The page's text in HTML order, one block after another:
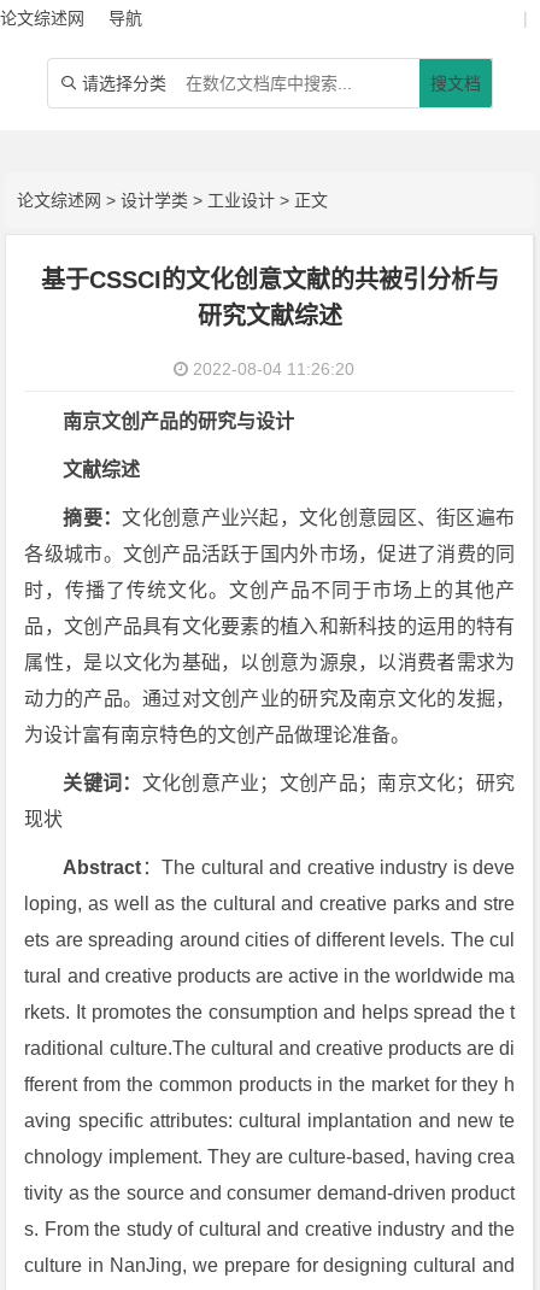
论文综述网 导航 |
 请选择分类 搜文档
论文综述网 >设计学类 > 工业设计 > 正文
基于CSSCI的文化创意文献的共被引分析与
研究文献综述
2022-08-04 11:26:20
南京文创产品的研究与设计
文献综述
摘要：文化创意产业兴起，文化创意园区、街区遍布
各级城市。文创产品活跃于国内外市场，促进了消费的同
时，传播了传统文化。文创产品不同于市场上的其他产
品，文创产品具有文化要素的植入和新科技的运用的特有
属性，是以文化为基础，以创意为源泉，以消费者需求为
动力的产品。通过对文创产业的研究及南京文化的发掘，
为设计富有南京特色的文创产品做理论准备。
关键词： 文化创意产业；文创产品；南京文化；研究
现状
Abstract ：The cultural and creative industry is deve
loping, as well as the cultural and creative parks and stre
ets are spreading around cities of different levels. The cul
tural and creative products are active in the worldwide ma
rkets. It promotes the consumption and helps spread the t
raditional culture.The cultural and creative products are di
fferent from the common products in the market for they h
aving specific attributes: cultural implantation and new te
chnology implement. They are culture-based, having crea
tivity as the source and consumer demand-driven product
s. From the study of cultural and creative industry and the
culture in NanJing, we prepare for designing cultural and